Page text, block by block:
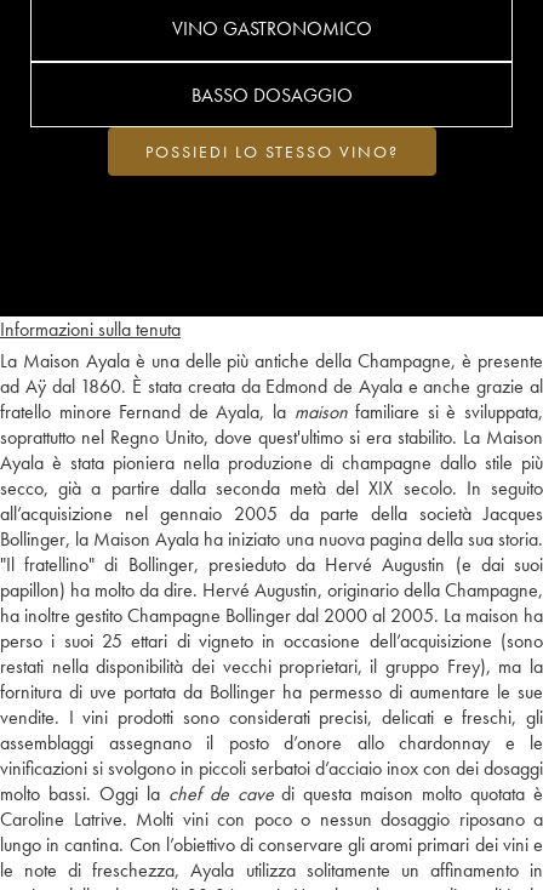
Informazioni sulla tenuta
La Maison Ayala è una delle più antiche della Champagne, è presente
ad Aÿ dal 1860. È stata creata da Edmond de Ayala e anche grazie al
fratello minore Fernand de Ayala, la maisonfamiliare si è sviluppata,
soprattutto nel Regno Unito, dove quest'ultimo si era stabilito. La Maison
Ayala è stata pioniera nella produzione di champagne dallo stile più
secco, già a partire dalla seconda metà del XIX secolo. In seguito
all’acquisizione nel gennaio 2005 da parte della società Jacques
Bollinger, la Maison Ayala ha iniziato una nuova pagina della sua storia.
"Il fratellino" di Bollinger, presieduto da Hervé Augustin (e dai suoi
papillon) ha molto da dire. Hervé Augustin, originario della Champagne,
ha inoltre gestito Champagne Bollinger dal 2000 al 2005. La maison ha
perso i suoi 25 ettari di vigneto in occasione dell’acquisizione (sono
restati nella disponibilità dei vecchi proprietari, il gruppo Frey), ma la
fornitura di uve portata da Bollinger ha permesso di aumentare le sue
vendite. I vini prodotti sono considerati precisi, delicati e freschi, gli
assemblaggi assegnano il posto d’onore allo chardonnay e le
vinificazioni si svolgono in piccoli serbatoi d’acciaio inox con dei dosaggi
molto bassi. Oggi la chef de cavedi questa maison molto quotata è
Caroline Latrive. Molti vini con poco o nessun dosaggio riposano a
lungo in cantina. Con l’obiettivo di conservare gli aromi primari dei vini e
le note di freschezza, Ayala utilizza solitamente un affinamento in
VINO GASTRONOMICO
BASSO DOSAGGIO
POSSIEDI LO STESSO VINO?